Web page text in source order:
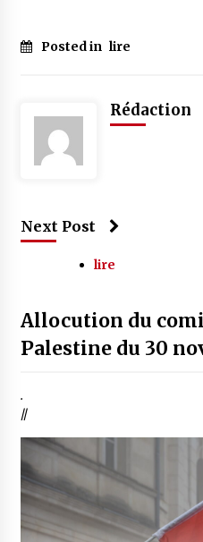
Posted in lire
Rédaction
Next Post
lire
Allocution du
Palestine du 30
.
//